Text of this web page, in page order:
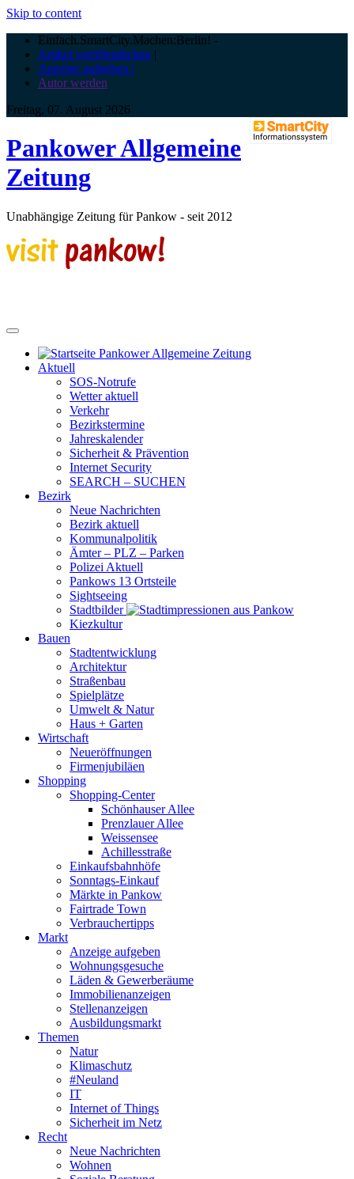
Skip to content
Einfach.SmartCity.Machen:Berlin! -
Artikel veröffentlichen |
Anzeige aufgeben |
Autor werden
Freitag, 07. August 2026
Pankower Allgemeine
Zeitung
Unabhängige Zeitung für Pankow - seit 2012
Aktuell
SOS-Notrufe
Wetter aktuell
Verkehr
Bezirkstermine
Jahreskalender
Sicherheit & Prävention
Internet Security
SEARCH – SUCHEN
Bezirk
Neue Nachrichten
Bezirk aktuell
Kommunalpolitik
Ämter – PLZ – Parken
Polizei Aktuell
Pankows 13 Ortsteile
Sightseeing
Stadtbilder
Kiezkultur
Bauen
Stadtentwicklung
Architektur
Straßenbau
Spielplätze
Umwelt & Natur
Haus + Garten
Wirtschaft
Neueröffnungen
Firmenjubiläen
Shopping
Shopping-Center
Schönhauser Allee
Prenzlauer Allee
Weissensee
Achillesstraße
Einkaufsbahnhöfe
Sonntags-Einkauf
Märkte in Pankow
Fairtrade Town
Verbrauchertipps
Markt
Anzeige aufgeben
Wohnungsgesuche
Läden & Gewerberäume
Immobilienanzeigen
Stellenanzeigen
Ausbildungsmarkt
Themen
Natur
Klimaschutz
#Neuland
IT
Internet of Things
Sicherheit im Netz
Recht
Neue Nachrichten
Wohnen